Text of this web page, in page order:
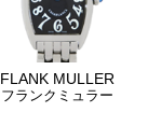
FLANK MULLER
フランクミュラー